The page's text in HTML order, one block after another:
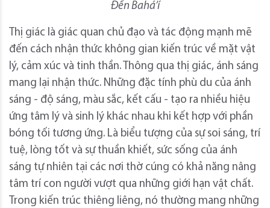
Đền Bahá’í
Thị giác là giác quan chủ đạo và tác động mạnh mẽ
đến cách nhận thức không gian kiến ​​trúc về mặt vật
lý, cảm xúc và tinh thần. Thông qua thị giác, ánh sáng
mang lại nhận thức. Những đặc tính phù du của ánh
sáng - độ sáng, màu sắc, kết cấu - tạo ra nhiều hiệu
ứng tâm lý và sinh lý khác nhau khi kết hợp với phần
bóng tối tương ứng. Là biểu tượng của sự soi sáng, trí
tuệ, lòng tốt và sự thuần khiết, sức sống của ánh
sáng tự nhiên tại các nơi thờ cúng có khả năng nâng
tâm trí con người vượt qua những giới hạn vật chất.
Trong kiến ​​trúc thiêng liêng, nó thường mang những